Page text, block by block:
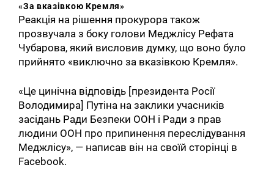
«За вказівкою Кремля»
Реакція на рішення прокурора також
прозвучала з боку голови Меджлісу Рефата
Чубарова, який висловив думку, що воно було
прийнято «виключно за вказівкою Кремля».
«Це цинічна відповідь [президента Росії
Володимира] Путіна на заклики учасників
засідань Ради Безпеки ООН і Ради з прав
людини ООН про припинення переслідування
Меджлісу», — написав він на своїй сторінці в
Facebook.